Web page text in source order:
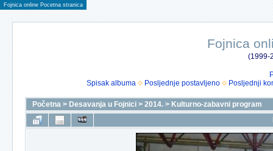
Fojnica online Pocetna stranica
Fojnica
(1999-
Spisak albuma
Posljednje postavljeno Posljednji
Početna > Desavanja u Fojnici > 2014. > Kulturno-zabavni program